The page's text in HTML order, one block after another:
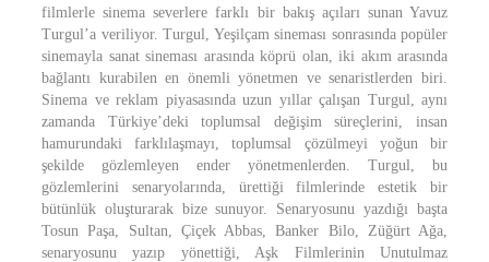
filmlerle sinema severlere farklı bir bakış açıları sunan Yavuz
Turgul’a veriliyor. Turgul, Yeşilçam sineması sonrasında popüler
sinemayla sanat sineması arasında köprü olan, iki akım arasında
bağlantı kurabilen en önemli yönetmen ve senaristlerden biri.
Sinema ve reklam piyasasında uzun yıllar çalışan Turgul, aynı
zamanda Türkiye’deki toplumsal değişim süreçlerini, insan
hamurundaki farklılaşmayı, toplumsal çözülmeyi yoğun bir
şekilde gözlemleyen ender yönetmenlerden. Turgul, bu
gözlemlerini senaryolarında, ürettiği filmlerinde estetik bir
bütünlük oluşturarak bize sunuyor. Senaryosunu yazdığı başta
Tosun Paşa, Sultan, Çiçek Abbas, Banker Bilo, Züğürt Ağa,
senaryosunu yazıp yönettiği, Aşk Filmlerinin Unutulmaz